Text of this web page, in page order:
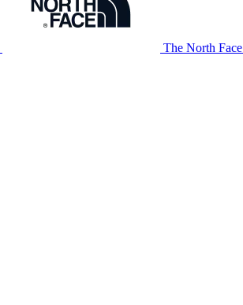
The North Face